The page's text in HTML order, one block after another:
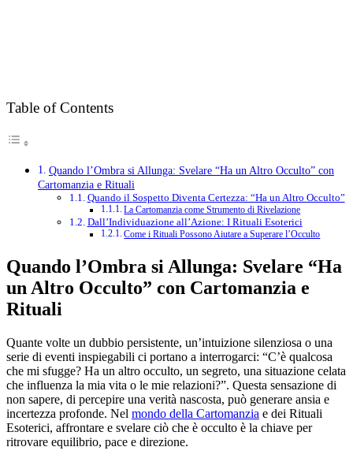
Table of Contents
Quando l’Ombra si Allunga: Svelare “Ha un Altro Occulto” con
Cartomanzia e Rituali
Quando il Sospetto Diventa Certezza: “Ha un Altro Occulto”
La Cartomanzia come Strumento di Rivelazione
Dall’Individuazione all’Azione: I Rituali Esoterici
Come i Rituali Possono Aiutare a Superare l’Occulto
Quando l’Ombra si Allunga: Svelare “Ha
un Altro Occulto” con Cartomanzia e
Rituali
Quante volte un dubbio persistente, un’intuizione silenziosa o una
serie di eventi inspiegabili ci portano a interrogarci: “C’è qualcosa
che mi sfugge? Ha un altro occulto, un segreto, una situazione celata
che influenza la mia vita o le mie relazioni?”. Questa sensazione di
non sapere, di percepire una verità nascosta, può generare ansia e
incertezza profonde. Nel mondo della Cartomanzia e dei Rituali
Esoterici, affrontare e svelare ciò che è occulto è la chiave per
ritrovare equilibrio, pace e direzione.